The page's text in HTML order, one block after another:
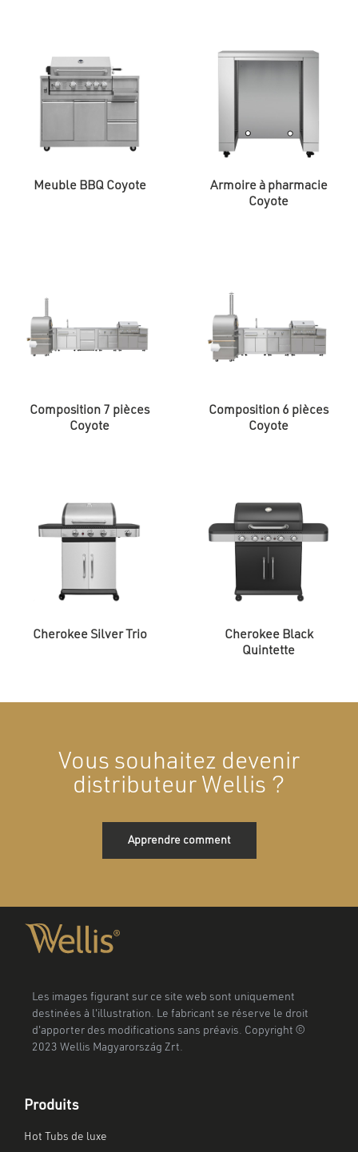
et de savourer des plats délicieux pendant les
grillades.
Dans notre gamme de produits, vous pouvez choisir
parmi différents styles et designs pour trouver ce qui
convient le mieux à votre jardin. Les modèles Wellis
Coyote et Cherokee, les meubles de jardin et les
jacuzzis de luxe apportent sans effort l’atmosphère
domicile n’ont jamais été aussi simples et pratiques.
Rendez-nous visite ou explorez notre site Web en
Meuble BBQ Coyote
Armoire à pharmacie
Coyote
Composition 7 pièces
Coyote
Composition 6 pièces
Coyote
Cherokee Silver Trio
Cherokee Black
Quintette
Vous souhaitez devenir
distributeur Wellis ?
Apprendre comment
Les images figurant sur ce site web sont uniquement
destinées à l'illustration. Le fabricant se réserve le droit
d'apporter des modifications sans préavis. Copyright ©
2023 Wellis Magyarország Zrt.
Produits
Hot Tubs de luxe